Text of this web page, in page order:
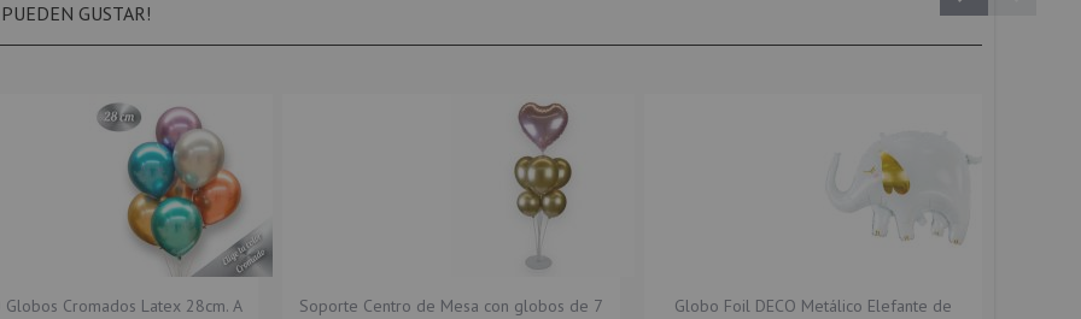
GUSTAR!
Globos Cromados Latex 28cm. A
Soporte Centro de Mesa con globos de 7
Globo Foil DECO Metálico Elefante de